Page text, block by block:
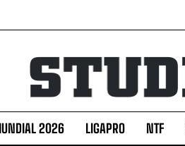
2026 LIGAPRO NTF